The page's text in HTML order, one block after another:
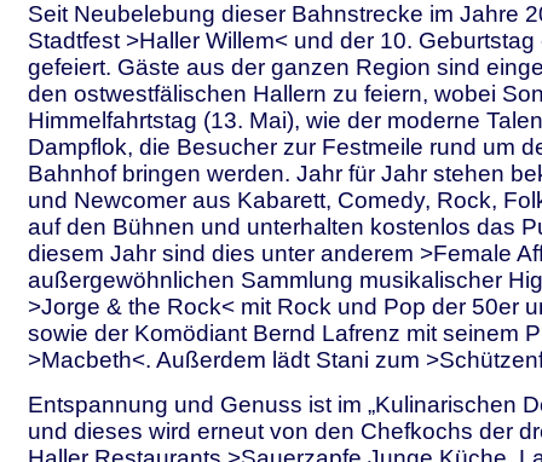
Seit Neubelebung dieser Bahnstrecke im Jahre
Stadtfest >Haller Willem< und der 10.
gefeiert. Gäste aus der ganzen Region sind
den ostwestfälischen Hallern zu feiern, wobei
Himmelfahrtstag (13. Mai), wie der moderne
Dampflok, die Besucher zur Festmeile rund um
Bahnhof bringen werden. Jahr für Jahr stehen
und Newcomer aus Kabarett, Comedy, Rock,
auf den Bühnen und unterhalten kostenlos das
diesem Jahr sind dies unter anderem >Female
außergewöhnlichen Sammlung musikalischer
>Jorge & the Rock< mit Rock und Pop der 50er
sowie der Komödiant Bernd Lafrenz mit seinem
>Macbeth<. Außerdem lädt Stani zum
Entspannung und Genuss ist im „Kulinarischen
und dieses wird erneut von den Chefkochs der